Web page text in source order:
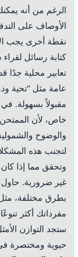
الرغم من أنه
الأوصاف على
نقطة أخرى يجب
كتابة رسائل
تعابير محلية جدًا
عامة مثل "تحية
مقبولاً بسهولة.
خاص، لأن
والوضوح
لتجنب هذه
وتحقق مما إذا
غير ضرورية. حاول
بطرق مختلفة،
مفرداتك أكثر
ستجد التوازن
حيوية ومختصرة